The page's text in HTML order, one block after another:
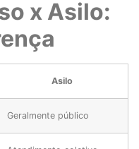
x Asilo:
Asilo
Geralmente público